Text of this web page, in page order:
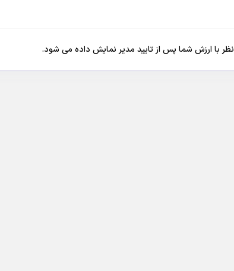
نظر با ارزش شما پس از تایید مدیر نمایش داده می شود.